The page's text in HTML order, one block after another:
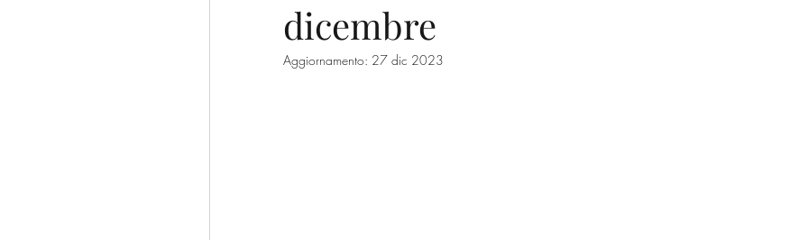
Franciacorta CAI Riserva delle Torbiere
dicembre
Aggiornamento: 27 dic 2023